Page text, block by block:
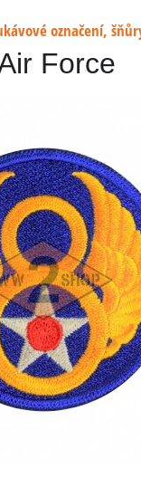
označení,
Force